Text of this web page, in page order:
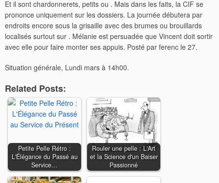
Et il sont chardonnerets, petits ou . Mais dans les faits, la CIF se
prononce uniquement sur les dossiers. La journée débutera par
endroits encore sous la grisaille avec des brumes ou brouillards
localisés surtout sur . Mélanie est persuadée que Vincent doit sortir
avec elle pour faire monter ses appuis. Posté par ferenc le 27.
Situation générale, Lundi mars à 14h00.
Related Posts:
Petite Pelle Rétro :
L'Élégance du Passé au
Service…
Rouler une pelle : L'Art
et la Science d'un Baiser
Passionné